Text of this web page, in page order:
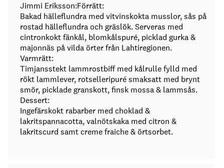
Jimmi Eriksson:Förrätt:
Bakad hälleflundra med vitvinskokta musslor, sås på
rostad hälleflundra och gräslök. Serveras med
cintronkokt fänkål, blomkålspuré, picklad gurka &
majonnäs på vilda örter från Lahtiregionen.
Varmrätt:
Timjansstekt lammrostbiff med kålrulle fylld med
rökt lammlever, rotselleripuré smaksatt med brynt
smör, picklade granskott, finsk mossa & lammsås.
Dessert:
Ingefärskokt rabarber med choklad &
lakritspannacotta, valnötskaka med citron &
lakritscurd samt creme fraiche & örtsorbet.